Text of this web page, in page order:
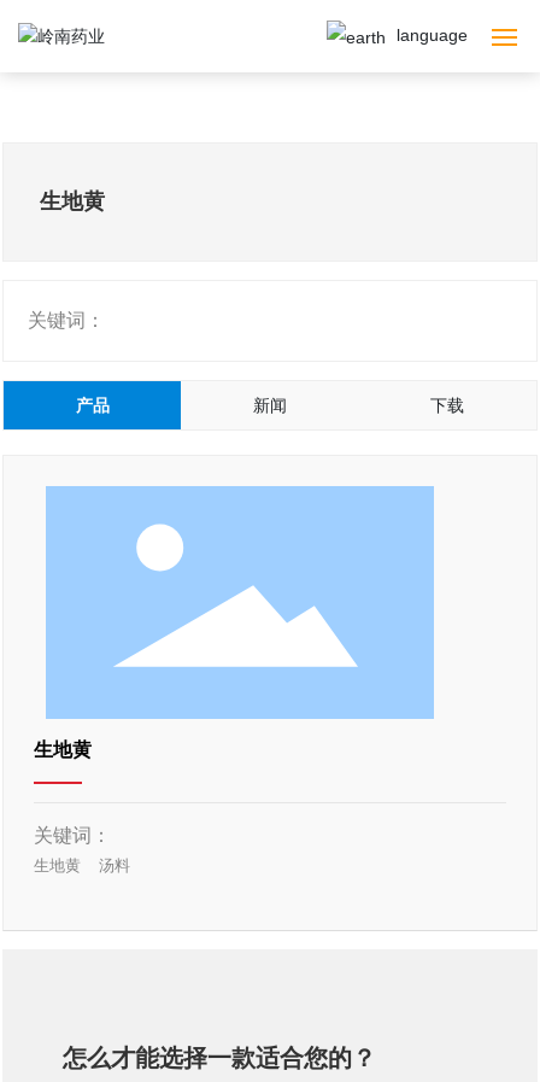
党建专区
language
生地黄
关键词：
产品 新闻 下载
生地黄
关键词：
生地黄 汤料
怎么才能选择一款适合您的？